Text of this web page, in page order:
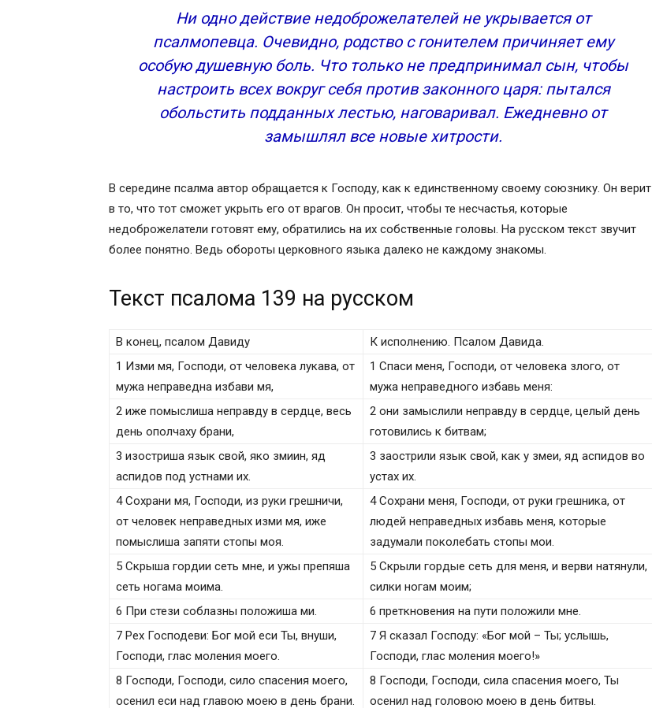
Ни одно действие недоброжелателей не укрывается от
псалмопевца. Очевидно, родство с гонителем причиняет ему
особую душевную боль. Что только не предпринимал сын, чтобы
настроить всех вокруг себя против законного царя: пытался
обольстить подданных лестью, наговаривал. Ежедневно от
замышлял все новые хитрости.
В середине псалма автор обращается к Господу, как к единственному своему союзнику. Он верит
в то, что тот сможет укрыть его от врагов. Он просит, чтобы те несчастья, которые
недоброжелатели готовят ему, обратились на их собственные головы. На русском текст звучит
более понятно. Ведь обороты церковного языка далеко не каждому знакомы.
Текст псалома 139 на русском
В конец, псалом Давиду
К исполнению. Псалом Давида.
1 Изми мя, Господи, от человека лукава, от
мужа неправедна избави мя,
1 Спаси меня, Господи, от человека злого, от
мужа неправедного избавь меня:
2 иже помыслиша неправду в сердце, весь
день ополчаху брани,
2 они замыслили неправду в сердце, целый день
готовились к битвам;
3 изостриша язык свой, яко змиин, яд
аспидов под устнами их.
3 заострили язык свой, как у змеи, яд аспидов во
устах их.
4 Сохрани мя, Господи, из руки грешничи,
от человек неправедных изми мя, иже
помыслиша запяти стопы моя.
4 Сохрани меня, Господи, от руки грешника, от
людей неправедных избавь меня, которые
задумали поколебать стопы мои.
5 Скрыша гордии сеть мне, и ужы препяша
сеть ногама моима.
5 Скрыли гордые сеть для меня, и верви натянули,
силки ногам моим;
6 При стези соблазны положиша ми.
6 преткновения на пути положили мне.
7 Рех Господеви: Бог мой еси Ты, внуши,
Господи, глас моления моего.
7 Я сказал Господу: «Бог мой – Ты; услышь,
Господи, глас моления моего!»
8 Господи, Господи, сило спасения моего,
осенил еси над главою моею в день брани.
8 Господи, Господи, сила спасения моего, Ты
осенил над головою моею в день битвы.